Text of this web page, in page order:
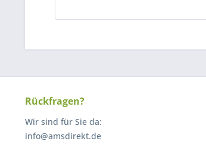
Rückfragen?
Wir sind für Sie da:
info@amsdirekt.de